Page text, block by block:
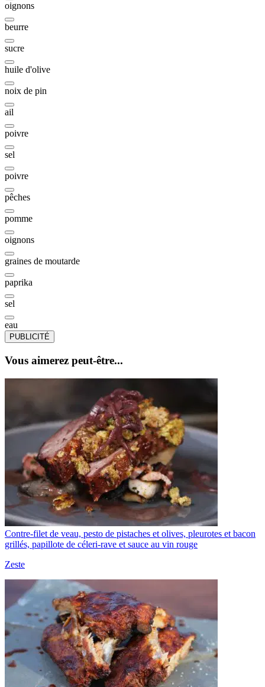
oignons
beurre
sucre
huile d'olive
noix de pin
ail
poivre
sel
poivre
pêches
pomme
oignons
graines de moutarde
paprika
sel
eau
PUBLICITÉ
Vous aimerez peut-être...
Contre-filet de veau, pesto de pistaches et olives, pleurotes et bacon
grillés, papillote de céleri-rave et sauce au vin rouge
Zeste